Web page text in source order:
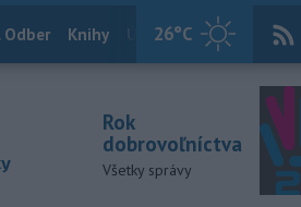
26°C
Odber Knihy Útulkovo Magazín
Rok
dobrovoľníctva
Všetky správy